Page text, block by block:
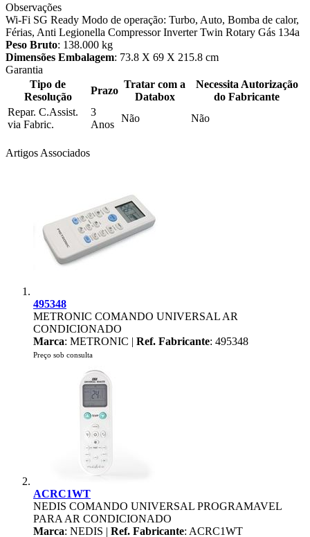
Observações
Wi-Fi SG Ready Modo de operação: Turbo, Auto, Bomba de calor,
Férias, Anti Legionella Compressor Inverter Twin Rotary Gás 134a
Peso Bruto: 138.000 kg
Dimensões Embalagem: 73.8 X 69 X 215.8 cm
Garantia
Tipo de
Resolução
Prazo
Tratar com a
Databox
Necessita Autorização
do Fabricante
Repar. C.Assist.
via Fabric.
3
Anos
Não Não
Artigos Associados
495348
METRONIC COMANDO UNIVERSAL AR
CONDICIONADO
Marca: METRONIC | Ref. Fabricante: 495348
Preço sob consulta
ACRC1WT
NEDIS COMANDO UNIVERSAL PROGRAMAVEL
PARA AR CONDICIONADO
Marca: NEDIS | Ref. Fabricante: ACRC1WT